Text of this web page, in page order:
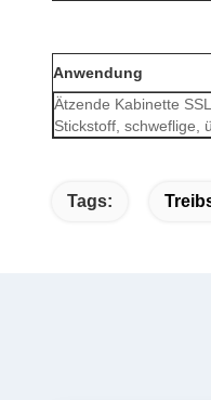
Anwendung
Ätzende Kabinette
Stickstoff, schweflige,
Tags: